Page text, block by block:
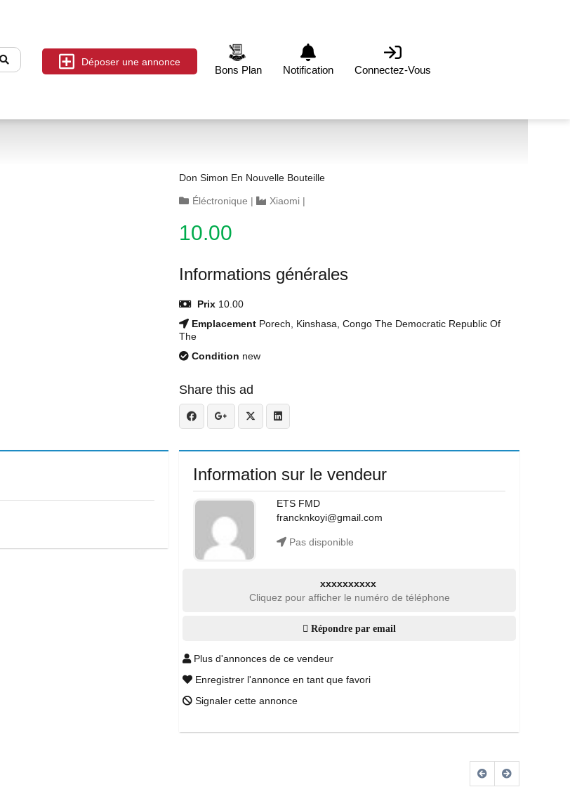
Déposer une annonce
Bons Plan Notification Connectez-Vous
Don Simon En Nouvelle Bouteille
Éléctronique | Xiaomi |
10.00
Informations générales
Prix 10.00
Emplacement Porech, Kinshasa, Congo The Democratic Republic Of
The
Condition new
Share this ad
Information sur le vendeur
ETS FMD
francknkoyi@gmail.com
Pas disponible
xxxxxxxxxx
Cliquez pour afficher le numéro de téléphone
Répondre par email
Plus d'annonces de ce vendeur
Enregistrer l'annonce en tant que favori
Signaler cette annonce